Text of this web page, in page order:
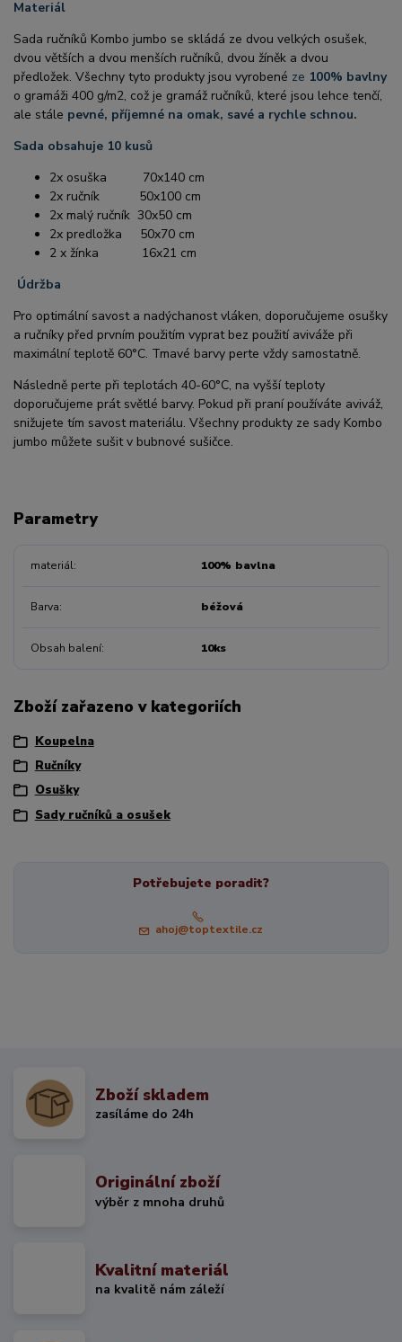
Materiál
Sada ručníků Kombo jumbo se skládá ze dvou velkých osušek,
dvou větších a dvou menších ručníků, dvou žíněk a dvou
předložek. Všechny tyto produkty jsou vyrobené ze 100% bavlny
o gramáži 400 g/m2, což je gramáž ručníků, které jsou lehce tenčí,
ale stále pevné, příjemné na omak, savé a rychle schnou.
Sada obsahuje 10 kusů
2x osuška 70x140 cm
2x ručník 50x100 cm
2x malý ručník 30x50 cm
2x predložka 50x70 cm
2 x žínka 16x21 cm
Údržba
Pro optimální savost a nadýchanost vláken, doporučujeme osušky
a ručníky před prvním použitím vyprat bez použití aviváže při
maximální teplotě 60°C. Tmavé barvy perte vždy samostatně.
Následně perte při teplotách 40-60°C, na vyšší teploty
doporučujeme prát světlé barvy. Pokud při praní používáte aviváž,
snižujete tím savost materiálu. Všechny produkty ze sady Kombo
jumbo můžete sušit v bubnové sušičce.
Parametry
materiál 100% bavlna
Barva béžová
Obsah balení 10ks
Zboží zařazeno v kategoriích
Koupelna
Ručníky
Osušky
Sady ručníků a osušek
Potřebujete poradit?
ahoj@toptextile.cz
Zboží skladem
zasíláme do 24h
Originální zboží
výběr z mnoha druhů
Kvalitní materiál
na kvalitě nám záleží